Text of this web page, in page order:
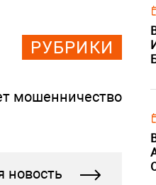
РУБРИКИ
мошенничество
новость